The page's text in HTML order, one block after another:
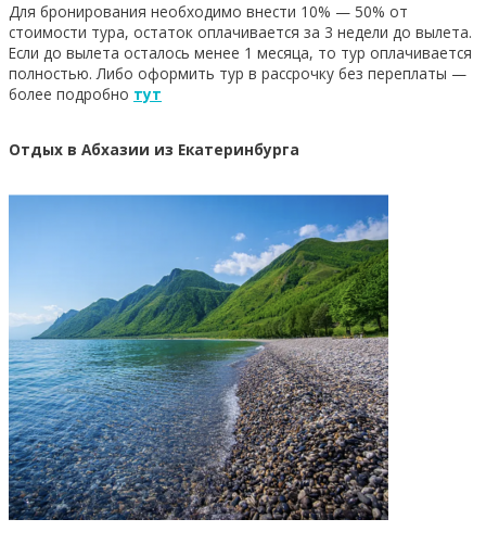
Для бронирования необходимо внести 10% — 50% от
стоимости тура, остаток оплачивается за 3 недели до вылета.
Если до вылета осталось менее 1 месяца, то тур оплачивается
полностью. Либо оформить тур в рассрочку без переплаты —
более подробно тут
Отдых в Абхазии из Екатеринбурга